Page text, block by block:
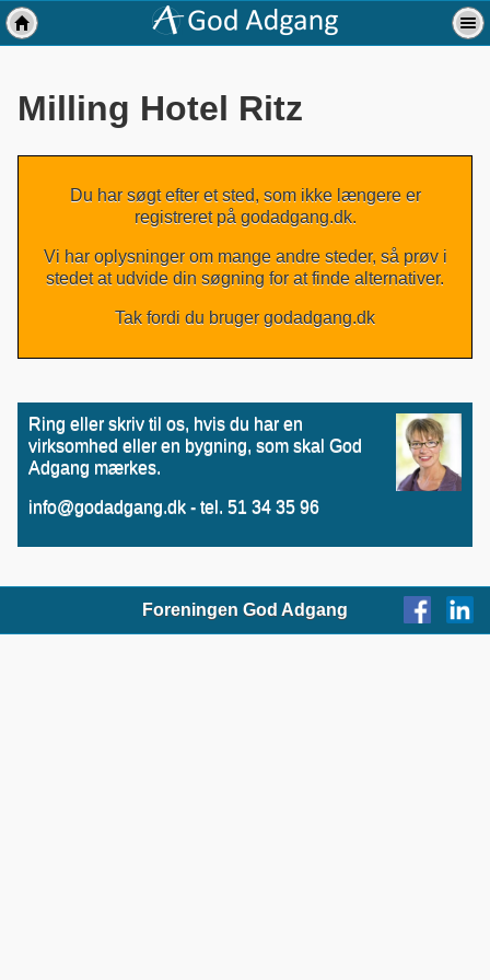
Milling Hotel Ritz
Du har søgt efter et sted, som ikke længere er
registreret på godadgang.dk.
Vi har oplysninger om mange andre steder, så prøv i
stedet at udvide din søgning for at finde alternativer.
Tak fordi du bruger godadgang.dk
Ring eller skriv til os, hvis du har en
virksomhed eller en bygning, som skal God
Adgang mærkes.
info@godadgang.dk - tel. 51 34 35 96
Foreningen God Adgang